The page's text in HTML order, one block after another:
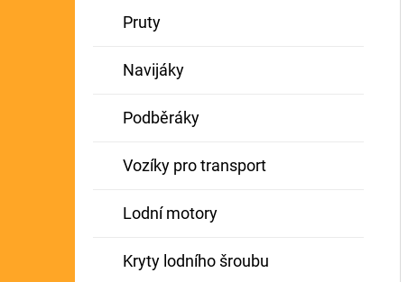
Pruty
Navijáky
Podběráky
Vozíky pro transport
Lodní motory
Kryty lodního šroubu